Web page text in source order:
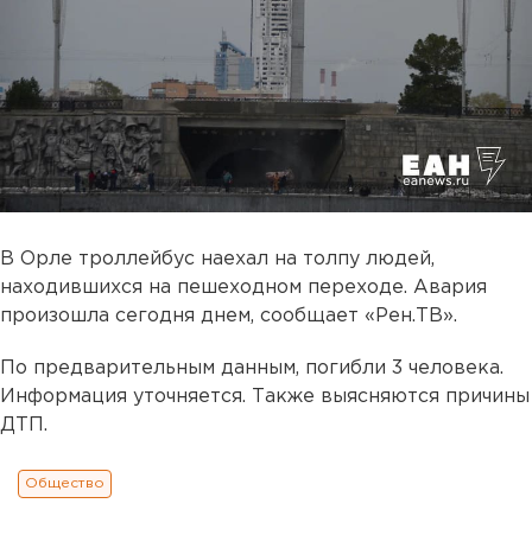
В Орле троллейбус наехал на толпу людей,
находившихся на пешеходном переходе. Авария
произошла сегодня днем, сообщает «Рен.ТВ».
По предварительным данным, погибли 3 человека.
Информация уточняется. Также выясняются причины
ДТП.
Общество